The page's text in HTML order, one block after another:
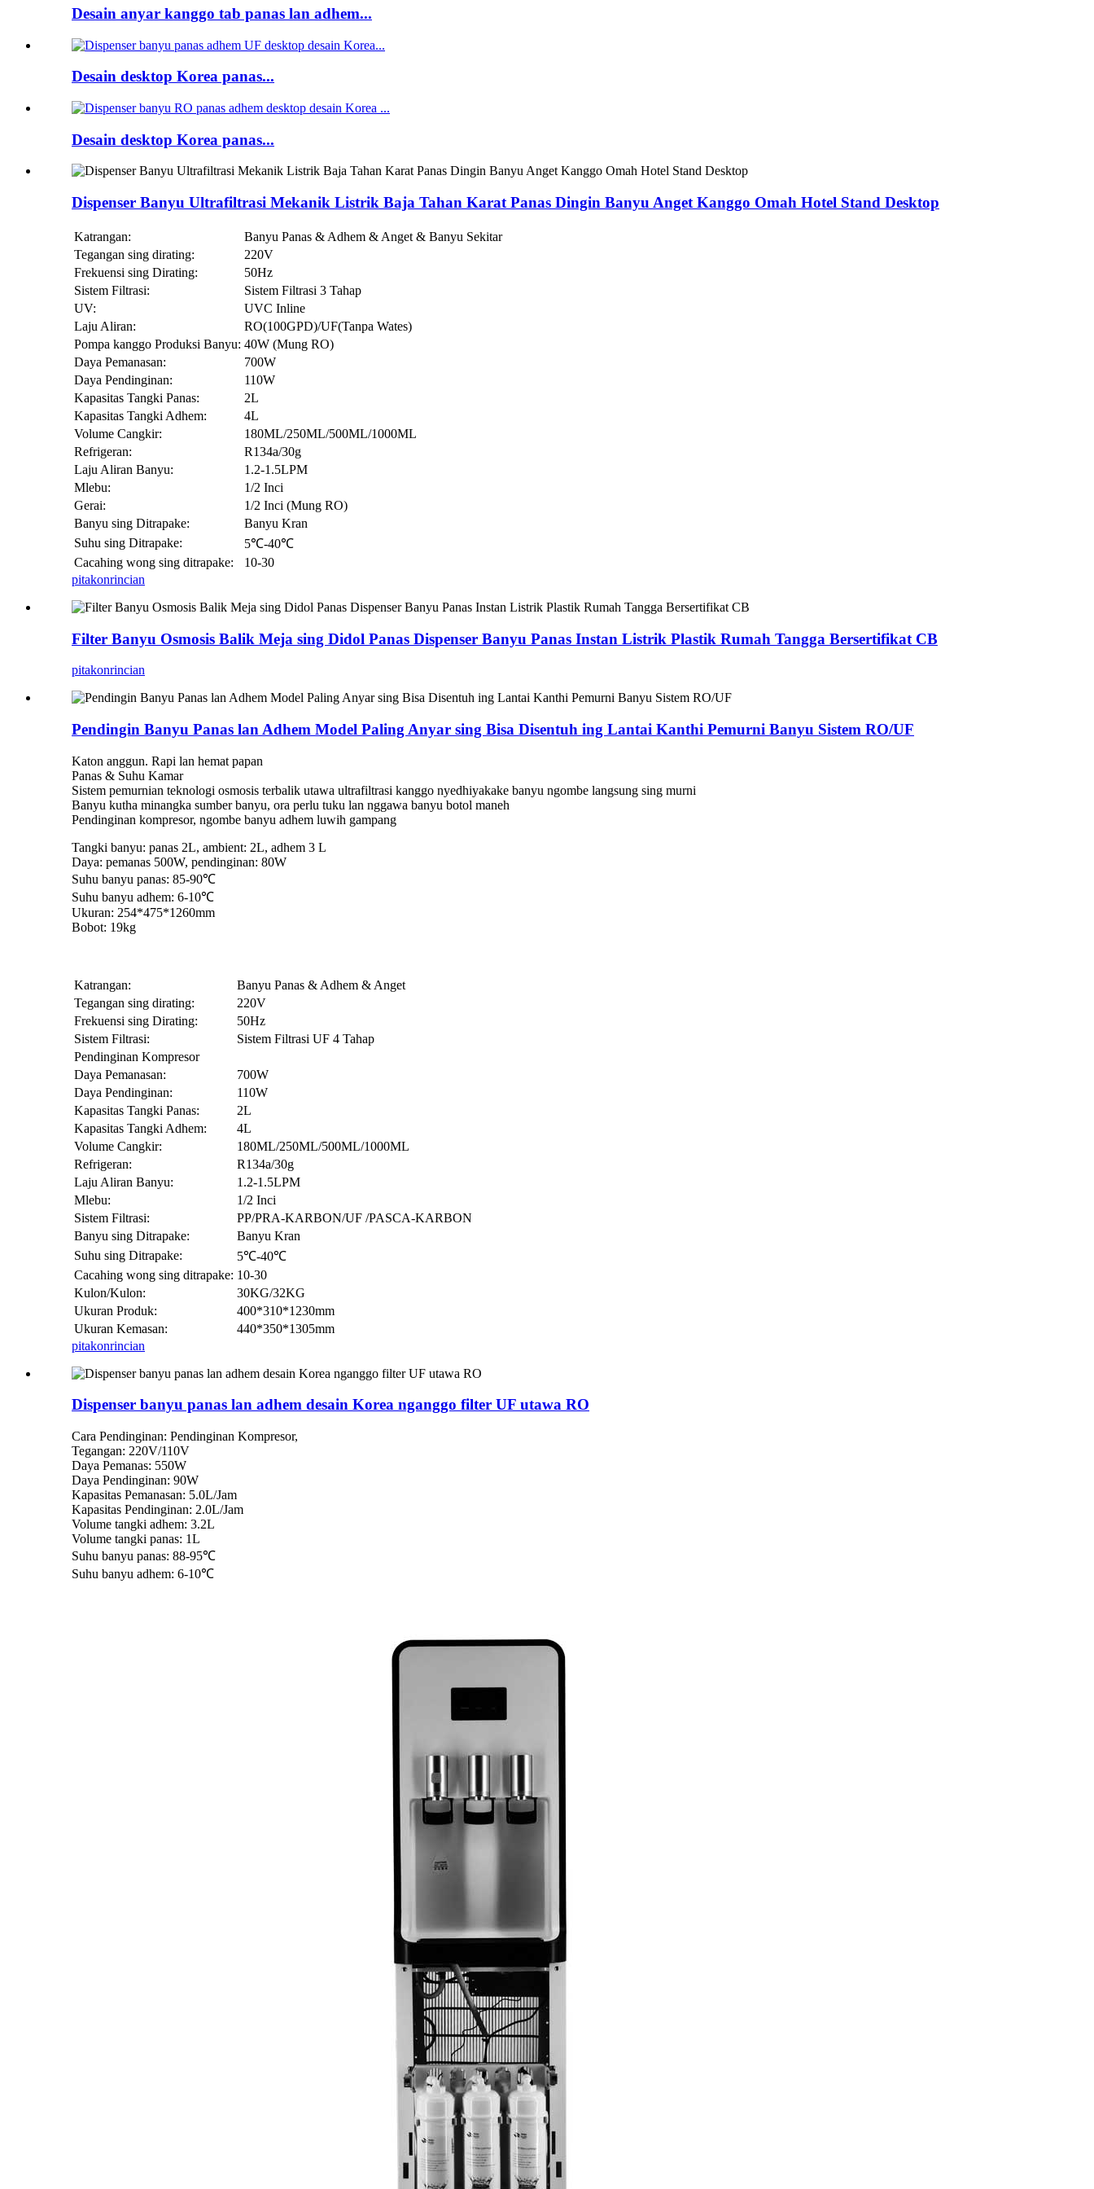
Desain anyar kanggo tab panas lan adhem...
Desain desktop Korea panas...
Desain desktop Korea panas...
Dispenser Banyu Ultrafiltrasi Mekanik Listrik Baja Tahan Karat Panas Dingin Banyu Anget Kanggo Omah Hotel Stand Desktop
Katrangan:
Banyu Panas & Adhem & Anget & Banyu Sekitar
Tegangan sing dirating:
220V
Frekuensi sing Dirating:
50Hz
Sistem Filtrasi:
Sistem Filtrasi 3 Tahap
UV:
UVC Inline
Laju Aliran:
RO(100GPD)/UF(Tanpa Wates)
Pompa kanggo Produksi Banyu: 40W (Mung RO)
Daya Pemanasan:
700W
Daya Pendinginan:
110W
Kapasitas Tangki Panas:
2L
Kapasitas Tangki Adhem:
4L
Volume Cangkir:
180ML/250ML/500ML/1000ML
Refrigeran:
R134a/30g
Laju Aliran Banyu:
1.2-1.5LPM
Mlebu:
1/2 Inci
Gerai:
1/2 Inci (Mung RO)
Banyu sing Ditrapake:
Banyu Kran
Suhu sing Ditrapake:
5℃-40℃
Cacahing wong sing ditrapake:
10-30
pitakonrincian
Filter Banyu Osmosis Balik Meja sing Didol Panas Dispenser Banyu Panas Instan Listrik Plastik Rumah Tangga Bersertifikat CB
pitakonrincian
Pendingin Banyu Panas lan Adhem Model Paling Anyar sing Bisa Disentuh ing Lantai Kanthi Pemurni Banyu Sistem RO/UF
Katon anggun. Rapi lan hemat papan
Panas & Suhu Kamar
Sistem pemurnian teknologi osmosis terbalik utawa ultrafiltrasi kanggo nyedhiyakake banyu ngombe langsung sing murni
Banyu kutha minangka sumber banyu, ora perlu tuku lan nggawa banyu botol maneh
Pendinginan kompresor, ngombe banyu adhem luwih gampang
Tangki banyu: panas 2L, ambient: 2L, adhem 3 L
Daya: pemanas 500W, pendinginan: 80W
Suhu banyu panas: 85-90℃
Suhu banyu adhem: 6-10℃
Ukuran: 254*475*1260mm
Bobot: 19kg
Katrangan:
Banyu Panas & Adhem & Anget
Tegangan sing dirating:
220V
Frekuensi sing Dirating:
50Hz
Sistem Filtrasi:
Sistem Filtrasi UF 4 Tahap
Pendinginan Kompresor
Daya Pemanasan:
700W
Daya Pendinginan:
110W
Kapasitas Tangki Panas:
2L
Kapasitas Tangki Adhem:
4L
Volume Cangkir:
180ML/250ML/500ML/1000ML
Refrigeran:
R134a/30g
Laju Aliran Banyu:
1.2-1.5LPM
Mlebu:
1/2 Inci
Sistem Filtrasi:
PP/PRA-KARBON/UF /PASCA-KARBON
Banyu sing Ditrapake:
Banyu Kran
Suhu sing Ditrapake:
5℃-40℃
Cacahing wong sing ditrapake: 10-30
Kulon/Kulon:
30KG/32KG
Ukuran Produk:
400*310*1230mm
Ukuran Kemasan:
440*350*1305mm
pitakonrincian
Dispenser banyu panas lan adhem desain Korea nganggo filter UF utawa RO
Cara Pendinginan: Pendinginan Kompresor,
Tegangan: 220V/110V
Daya Pemanas: 550W
Daya Pendinginan: 90W
Kapasitas Pemanasan: 5.0L/Jam
Kapasitas Pendinginan: 2.0L/Jam
Volume tangki adhem: 3.2L
Volume tangki panas: 1L
Suhu banyu panas: 88-95℃
Suhu banyu adhem: 6-10℃